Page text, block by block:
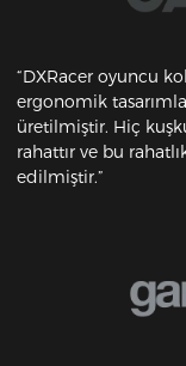
“DXRacer oyuncu
ergonomik
üretilmiştir. Hiç
rahattır ve bu
edilmiştir.”